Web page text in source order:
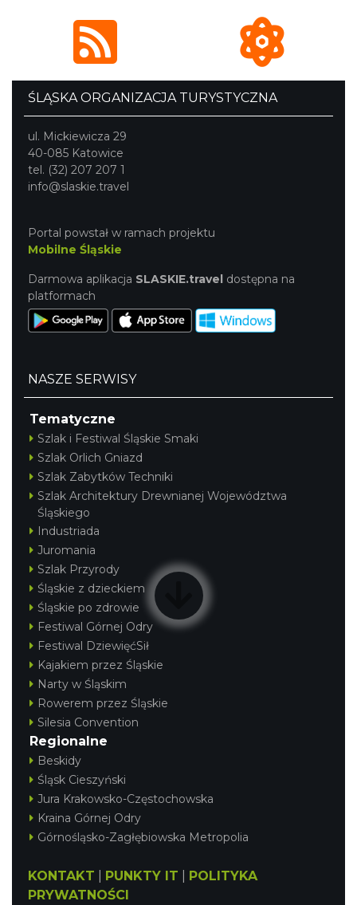
ŚLĄSKA ORGANIZACJA TURYSTYCZNA
ul. Mickiewicza 29
40-085 Katowice
tel. (32) 207 207 1
info@slaskie.travel
Portal powstał w ramach projektu
Mobilne Śląskie
Darmowa aplikacja SLASKIE.travel dostępna na
platformach
NASZE SERWISY
Tematyczne
Szlak i Festiwal Śląskie Smaki
Szlak Orlich Gniazd
Szlak Zabytków Techniki
Szlak Architektury Drewnianej Województwa
Śląskiego
Industriada
Juromania
Szlak Przyrody
Śląskie z dzieckiem
Śląskie po zdrowie
Festiwal Górnej Odry
Festiwal DziewięćSił
Kajakiem przez Śląskie
Narty w Śląskim
Rowerem przez Śląskie
Silesia Convention
Regionalne
Beskidy
Śląsk Cieszyński
Jura Krakowsko-Częstochowska
Kraina Górnej Odry
Górnośląsko-Zagłębiowska Metropolia
KONTAKT PUNKTY IT
POLITYKA
PRYWATNOŚCI